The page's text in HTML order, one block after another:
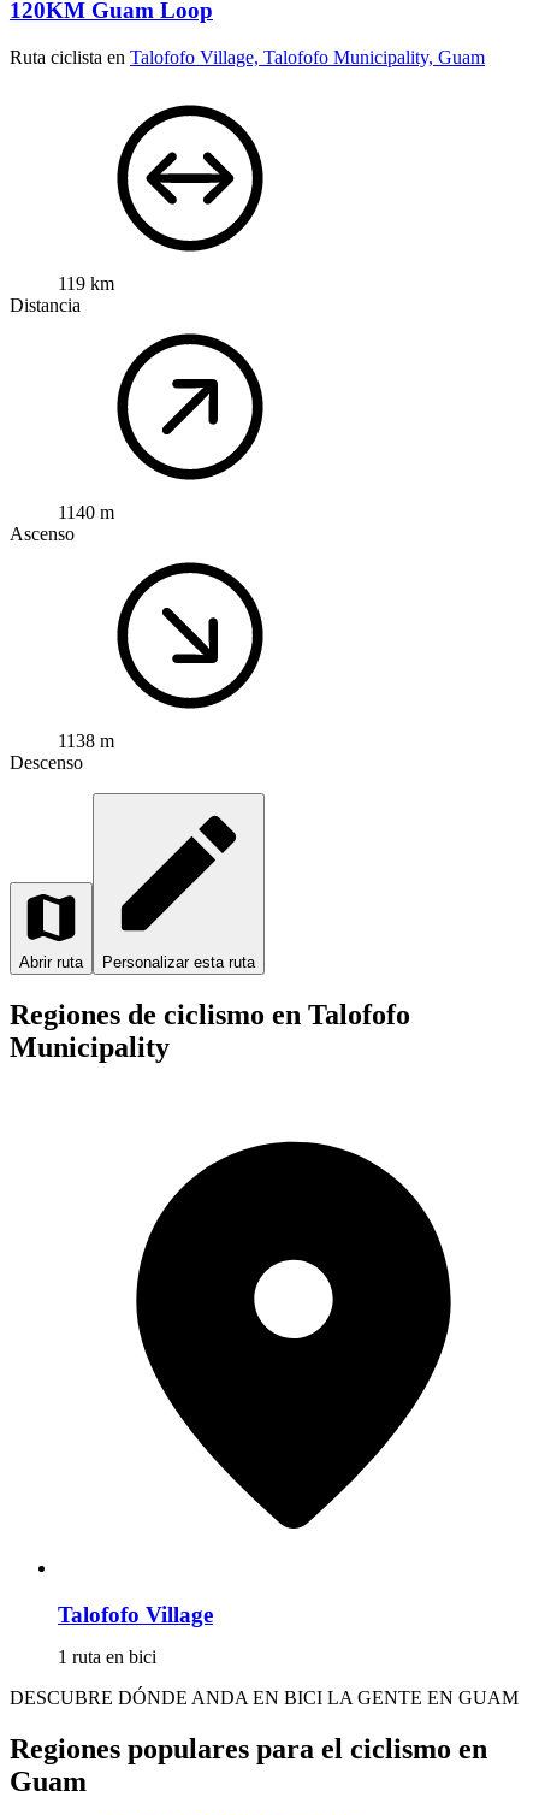
120KM Guam Loop
Ruta ciclista en Talofofo Village, Talofofo Municipality, Guam
119 km
Distancia
1140 m
Ascenso
1138 m
Descenso
Abrir ruta Personalizar esta ruta
Regiones de ciclismo en Talofofo
Municipality
Talofofo Village
1 ruta en bici
DESCUBRE DÓNDE ANDA EN BICI LA GENTE EN GUAM
Regiones populares para el ciclismo en
Guam